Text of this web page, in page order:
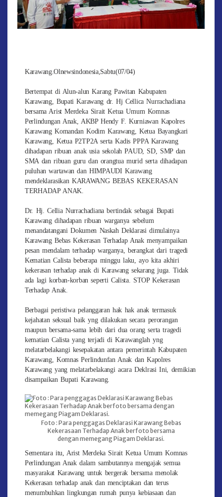
Karawang.Olnewsindonesia,Sabtu(07/04)
Bertempat di Alun-alun Karang Pawitan Kabupaten
Karawang, Bupati Karawang dr. Hj Cellica Nurrachadiana
bersama Arist Merdeka Sirait Ketua Umum Komnas
Perlindungan Anak, AKBP Hendy F. Kurniawan Kapolres
Karawang Komandan Kodim Karawang, Ketua Bayangkari
Karawang, Ketua P2TP2A serta Kadis PPPA Karawang
dihadapan ribuan anak usia sekolah PAUD, SD, SMP dan
SMA dan ribuan guru dan orangtua murid serta dihadapan
puluhan wartawan dan HIMPAUDI Karawang
mendeklarasikan KARAWANG BEBAS KEKERASAN
TERHADAP ANAK.
Dr. Hj. Cellia Nurrachadiana bertindak sebagai Bupati
Karawang dihadapan ribuan warganya sebelum
menandatangani Dokumen Naskah Deklarasi dimulainya
Karawang Bebas Kekerasan Terhadap Anak menyampaikan
pesan mendalam terhadap warganya, berangkat dari tragedi
Kematian Calista beberapa minggu laku, ayo kita akhiri
kekerasan terhadap anak di Karawang sekarang juga. Tidak
ada lagi korban-korban seperti Calista. STOP Kekerasan
Terhadap Anak.
Berbagai peristiwa pelanggaran hak hak anak termasuk
kejahatan seksual baik yng dilakukan secara perorangan
maupun bersama-sama lebih dari dua orang serta tragedi
kematian Calista yang terjadi di Karawanglah yng
melatarbelakangi kesepakatan antara pemerintah Kabupaten
Karawang, Komnas Perlindunfan Anak dan Kapolres
Karawang yang melatarbelakangi acara Deklrasi Ini, demikian
disampaikan Bupati Karawang.
Foto : Para penggagas Deklarasi Karawang Bebas
Kekerasaan Terhadap Anak berfoto bersama
dengan memegang Piagam Deklarasi.
Sementara itu, Arist Merdeka Sirait Ketua Umum Komnas
Perlindungan Anak dalam sambutannya mengajak semua
masyarakat Karawang untuk bergerak bersama menolak
Kekerasan terhadap anak dan menciptakan dan terus
menumbuhkan lingkungan rumah punya kebiasaan dan